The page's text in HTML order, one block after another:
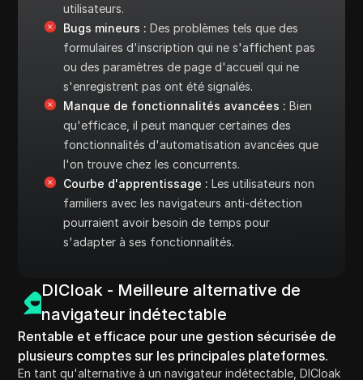
utilisateurs.
Bugs mineurs : Des problèmes tels que des
formulaires d'inscription qui ne s'affichent pas
ou des paramètres de page d'accueil qui ne
s'enregistrent pas ont été signalés.
Manque de fonctionnalités avancées : Bien
qu'efficace, il peut manquer certaines des
fonctionnalités d'automatisation avancées que
l'on trouve chez les concurrents.
Courbe d'apprentissage : Les utilisateurs non
familiers avec les navigateurs anti-détection
pourraient avoir besoin de temps pour
s'adapter à ses fonctionnalités.
DICloak - Meilleure alternative de
navigateur indétectable
Rentable et efficace pour une gestion sécurisée de
plusieurs comptes sur les principales plateformes.
En tant qu'alternative à un navigateur indétectable, DICloak